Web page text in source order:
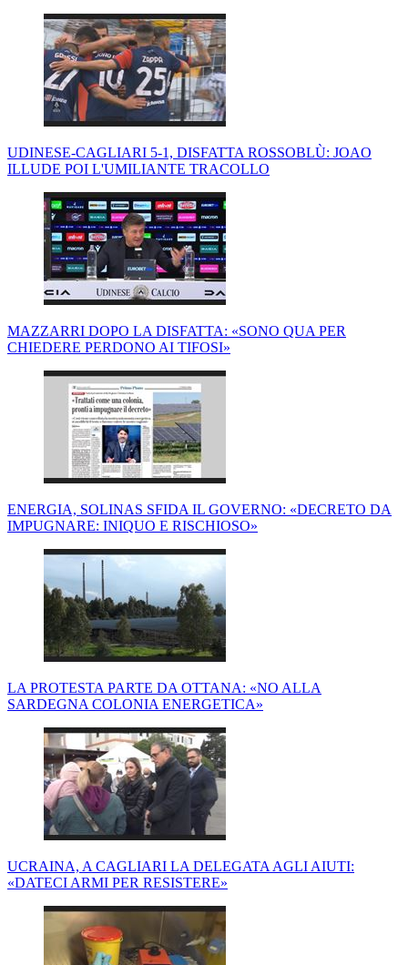
UDINESE-CAGLIARI 5-1, DISFATTA ROSSOBLÙ: JOAO
ILLUDE POI L'UMILIANTE TRACOLLO
MAZZARRI DOPO LA DISFATTA: «SONO QUA PER
CHIEDERE PERDONO AI TIFOSI»
ENERGIA, SOLINAS SFIDA IL GOVERNO: «DECRETO DA
IMPUGNARE: INIQUO E RISCHIOSO»
LA PROTESTA PARTE DA OTTANA: «NO ALLA
SARDEGNA COLONIA ENERGETICA»
UCRAINA, A CAGLIARI LA DELEGATA AGLI AIUTI:
«DATECI ARMI PER RESISTERE»